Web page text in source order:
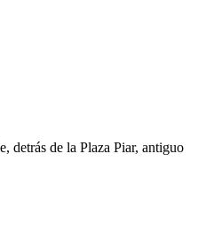
detrás de la Plaza Piar, antiguo